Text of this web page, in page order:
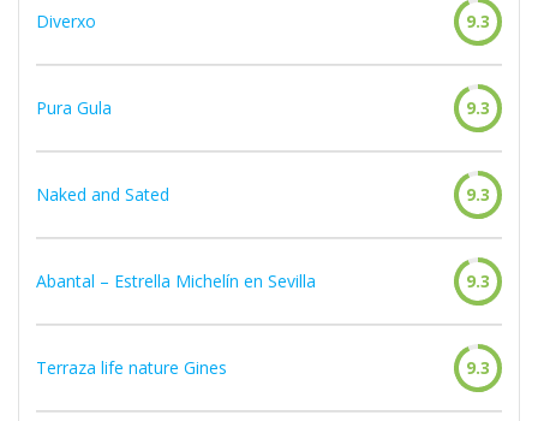
Diverxo 9.3
Pura Gula 9.3
Naked and Sated 9.3
Abantal – Estrella Michelín en Sevilla 9.3
Terraza life nature Gines 9.3